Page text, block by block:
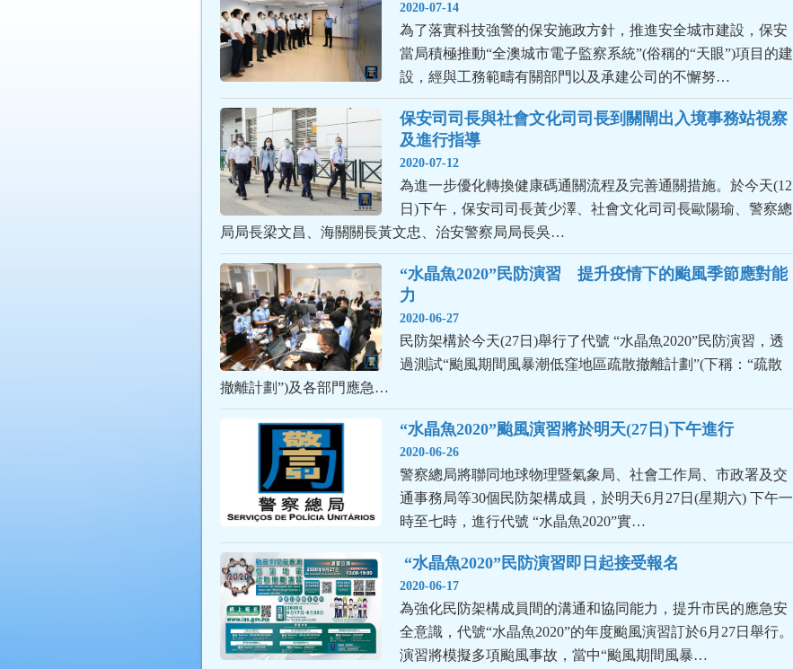
2020-07-14
為了落實科技強警的保安施政方針，推進安全城市建設，保安
當局積極推動“全澳城市電子監察系統”(俗稱的“天眼”)項目的建
設，經與工務範疇有關部門以及承建公司的不懈努…
保安司司長與社會文化司司長到關閘出入境事務站視察
及進行指導
2020-07-12
為進一步優化轉換健康碼通關流程及完善通關措施。於今天(12
日)下午，保安司司長黃少澤、社會文化司司長歐陽瑜、警察總
局局長梁文昌、海關關長黃文忠、治安警察局局長吳…
“水晶魚2020”民防演習　提升疫情下的颱風季節應對能
力
2020-06-27
民防架構於今天(27日)舉行了代號 “水晶魚2020”民防演習，透
過測試“颱風期間風暴潮低窪地區疏散撤離計劃”(下稱：“疏散
撤離計劃”)及各部門應急…
“水晶魚2020”颱風演習將於明天(27日)下午進行
2020-06-26
警察總局將聯同地球物理暨氣象局、社會工作局、市政署及交
通事務局等30個民防架構成員，於明天6月27日(星期六) 下午一
時至七時，進行代號 “水晶魚2020”實…
“水晶魚2020”民防演習即日起接受報名
2020-06-17
為強化民防架構成員間的溝通和協同能力，提升市民的應急安
全意識，代號“水晶魚2020”的年度颱風演習訂於6月27日舉行。
演習將模擬多項颱風事故，當中“颱風期間風暴…